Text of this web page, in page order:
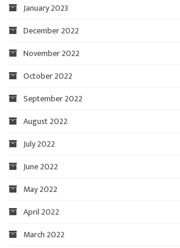
January 2023
December 2022
November 2022
October 2022
September 2022
August 2022
July 2022
June 2022
May 2022
April 2022
March 2022